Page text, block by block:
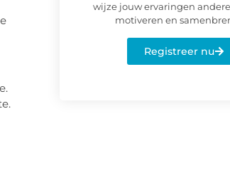
wijze jouw ervaringen
motiveren en
Registreer nu